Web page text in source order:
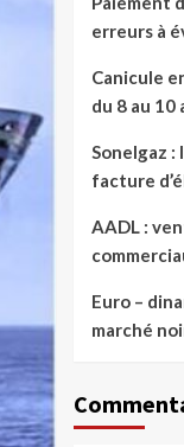
erreurs à
Canicule
du 8 au 10
Sonelgaz
facture
AADL :
Euro –
marché